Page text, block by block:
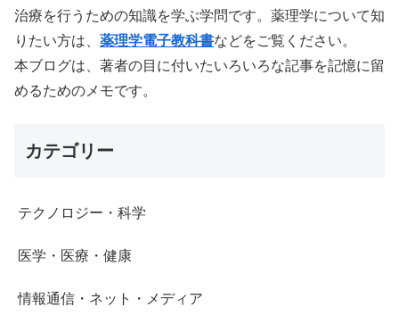
治療を行うための知識を学ぶ学問です。薬理学について知
りたい方は、 薬理学電子教科書などをご覧ください。
本ブログは、著者の目に付いたいろいろな記事を記憶に留
めるためのメモです。
カテゴリー
テクノロジー・科学
医学・医療・健康
情報通信・ネット・メディア